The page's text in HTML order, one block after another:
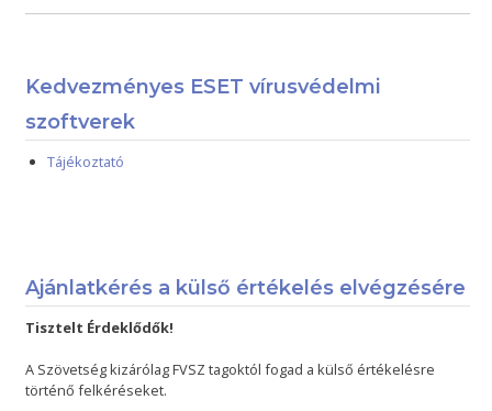
Kedvezményes ESET vírusvédelmi
szoftverek
Tájékoztató
Ajánlatkérés a külső értékelés elvégzésére
Tisztelt Érdeklődők!
A Szövetség kizárólag FVSZ tagoktól fogad a külső értékelésre
történő felkéréseket.